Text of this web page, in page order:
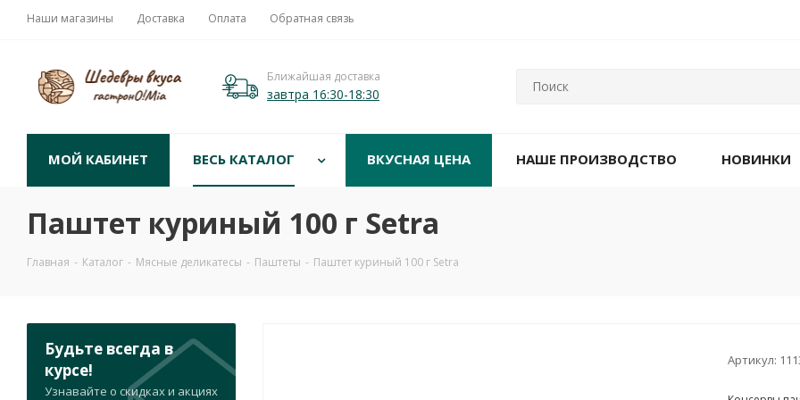
Наши магазины Доставка Оплата Обратная связь
Ближайшая доставка
завтра 16:30-18:30
МОЙ КАБИНЕТ ВЕСЬ КАТАЛОГ ВКУСНАЯ ЦЕНА НАШЕ ПРОИЗВОДСТВО НОВИНКИ
Паштет куриный 100 г Setra
Главная - Каталог - Мясные деликатесы - Паштеты - Паштет куриный 100 г Setra
Артикул:
Будьте всегда в
курсе!
Узнавайте о скидках и акциях